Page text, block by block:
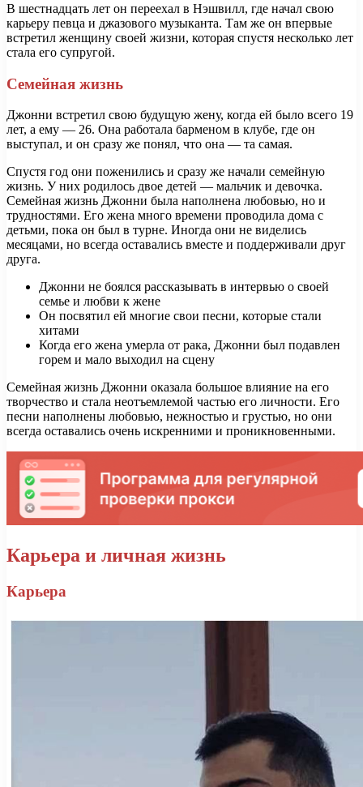
В шестнадцать лет он переехал в Нэшвилл, где начал свою
карьеру певца и джазового музыканта. Там же он впервые
встретил женщину своей жизни, которая спустя несколько лет
стала его супругой.
Семейная жизнь
Джонни встретил свою будущую жену, когда ей было всего 19
лет, а ему — 26. Она работала барменом в клубе, где он
выступал, и он сразу же понял, что она — та самая.
Спустя год они поженились и сразу же начали семейную
жизнь. У них родилось двое детей — мальчик и девочка.
Семейная жизнь Джонни была наполнена любовью, но и
трудностями. Его жена много времени проводила дома с
детьми, пока он был в турне. Иногда они не виделись
месяцами, но всегда оставались вместе и поддерживали друг
друга.
Джонни не боялся рассказывать в интервью о своей
семье и любви к жене
Он посвятил ей многие свои песни, которые стали
хитами
Когда его жена умерла от рака, Джонни был подавлен
горем и мало выходил на сцену
Семейная жизнь Джонни оказала большое влияние на его
творчество и стала неотъемлемой частью его личности. Его
песни наполнены любовью, нежностью и грустью, но они
всегда оставались очень искренними и проникновенными.
Карьера и личная жизнь
Карьера